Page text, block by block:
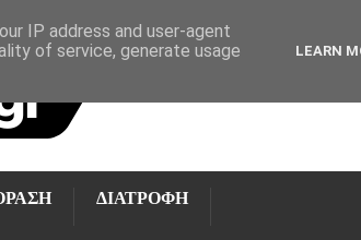
ΔΙΑΤΡΟΦΗ
IP address and user-agent
of service, generate usage
LEARN